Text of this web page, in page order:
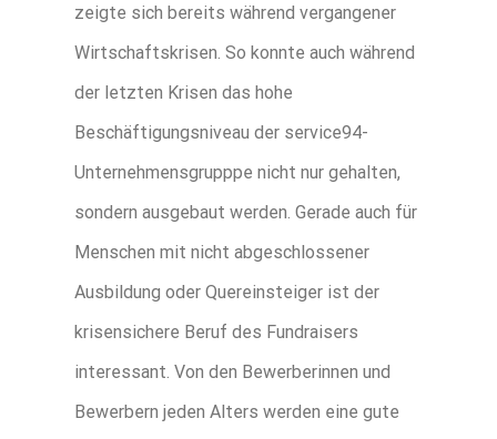
zeigte sich bereits während vergangener
Wirtschaftskrisen. So konnte auch während
der letzten Krisen das hohe
Beschäftigungsniveau der service94-
Unternehmensgrupppe nicht nur gehalten,
sondern ausgebaut werden. Gerade auch für
Menschen mit nicht abgeschlossener
Ausbildung oder Quereinsteiger ist der
krisensichere Beruf des Fundraisers
interessant. Von den Bewerberinnen und
Bewerbern jeden Alters werden eine gute